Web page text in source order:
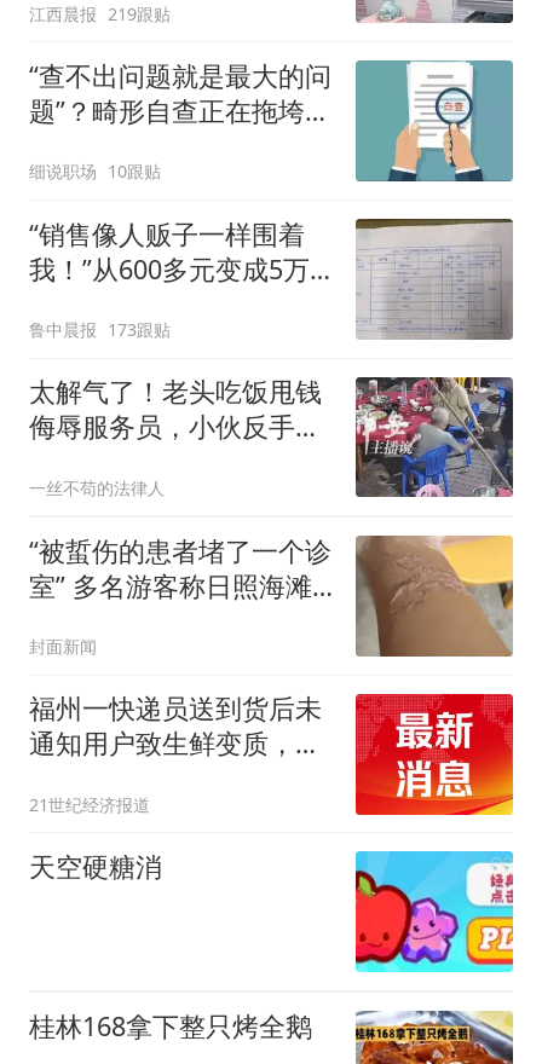
核实完毕后会回电
江西晨报 219跟贴
“查不出问题就是最大的问
题”？畸形自查正在拖垮基
细说职场 10跟贴
“销售像人贩子一样围着
我！”从600多元变成5万
后眼睛肿到流泪、视物模
糊
鲁中晨报 173跟贴
太解气了！老头吃饭甩钱
侮辱服务员，小伙反手一
防！
一丝不苟的法律人
“被蜇伤的患者堵了一个诊
室” 多名游客称日照海滩
封面新闻
福州一快递员送到货后未
通知用户致生鲜变质，用
21世纪经济报道
天空硬糖消
桂林168拿下整只烤全鹅